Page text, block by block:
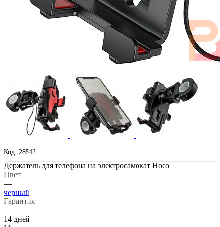
Код: 28542
Держатель для телефона на электросамокат Hoco
Цвет
—
черный
Гарантия
—
14 дней